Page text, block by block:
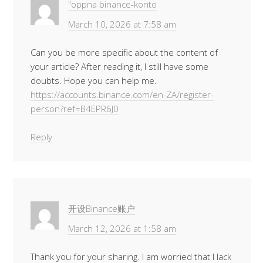
"oppna binance-konto
March 10, 2026 at 7:58 am
Can you be more specific about the content of
your article? After reading it, I still have some
doubts. Hope you can help me.
https://accounts.binance.com/en-ZA/register-
person?ref=B4EPR6J0
Reply
开设Binance账户
March 12, 2026 at 1:58 am
Thank you for your sharing. I am worried that I lack